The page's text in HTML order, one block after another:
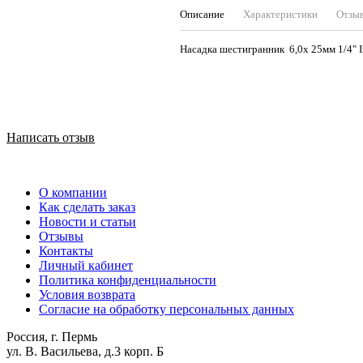
Описание Характеристики
Насадка
Написать отзыв
О компании
Как сделать заказ
Новости и статьи
Отзывы
Контакты
Личный кабинет
Политика конфиденциальности
Условия возврата
Согласие на обработку персональных данных
Россия, г. Пермь
ул. В. Васильева, д.3 корп. Б